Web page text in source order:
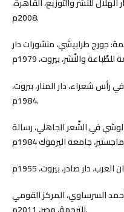
للنشر والتوزيع، القاهرة،
2008م.
جورج طرابيشي، منشورات دار
شعراء، دار المنار، بيروت،
1984م.
في الشّعر الجاهلي، رسالة
أحمد السرساوي، المركز القومي